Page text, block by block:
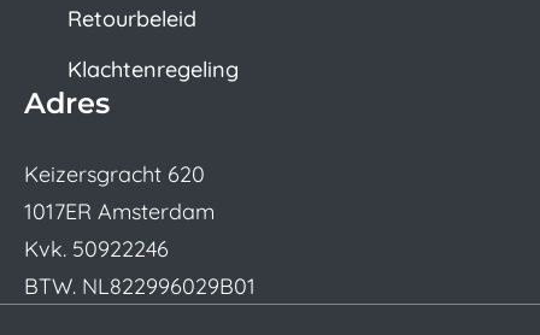
Retourbeleid
Klachtenregeling
Adres
Keizersgracht 620
1017ER Amsterdam
Kvk. 50922246
BTW. NL822996029B01